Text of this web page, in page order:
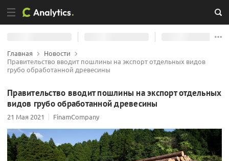
Главная
Новости
Правительство вводит пошлины на экспорт отдельных видов
грубо обработанной древесины
Правительство вводит пошлины на экспорт отдельных
видов грубо обработанной древесины
21 Мая 2021 FinamCompany